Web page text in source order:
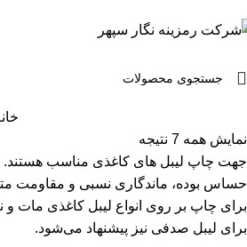
نمایش همه 7 نتیجه
جهت چاپ لیبل های کاغذی مناسب
حساس بوده، ماندگاری نسبی و مقاومت
برای چاپ بر روی انواع لیبل کاغذی مات و
برای لیبل صدفی نیز پیشنهاد می‌‌شود.